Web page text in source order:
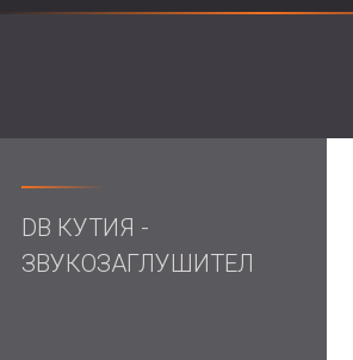
DB КУТИЯ -
ЗВУКОЗАГЛУШИТЕЛ